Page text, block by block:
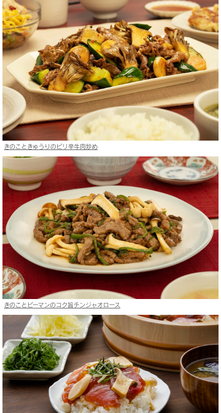
きのこときゅうりのピリ辛牛肉炒め
きのことピーマンのコク旨チンジャオロース